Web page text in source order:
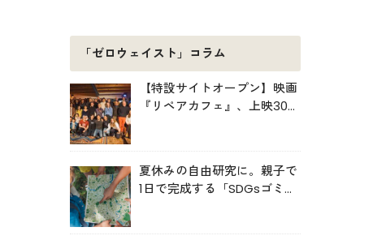
「ゼロウェイスト」コラム
【特設サイトオープン】映画
『リペアカフェ』、上映300
夏休みの自由研究に。親子で
1日で完成する「SDGsゴミ・